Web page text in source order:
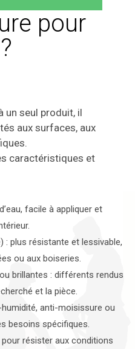
pour
un seul produit, il
aux surfaces, aux
caractéristiques et
facile à appliquer et
: plus résistante et lessivable,
ou aux boiseries.
brillantes : différents rendus
et la pièce.
anti-moisissure ou
besoins spécifiques.
résister aux conditions